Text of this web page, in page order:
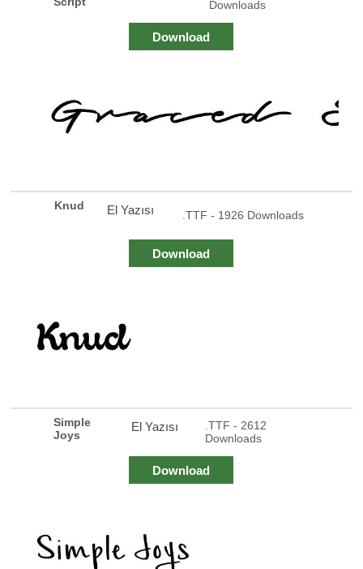
Downloads
Download
Knud El Yazısı .TTF - 1926 Downloads
Download
Simple
Joys
El Yazısı
.TTF - 2612
Downloads
Download